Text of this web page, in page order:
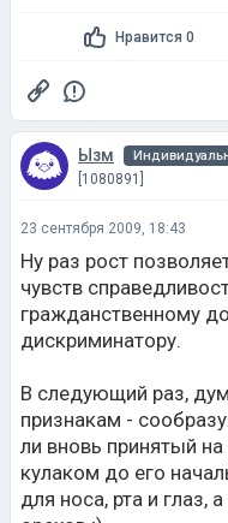
Нравится 0
Ызм
[1080891]
23 сентября 2009, 18:43
Ну раз рост
чувств
гражданственному
дискриминатору.
В следующий раз,
признакам -
ли вновь принятый
кулаком до его
для носа, рта и глаз,